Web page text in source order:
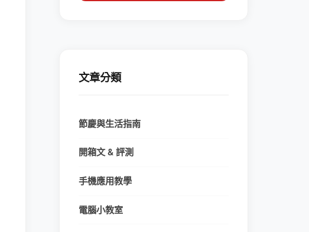
文章分類
節慶與生活指南
開箱文 & 評測
手機應用教學
電腦小教室